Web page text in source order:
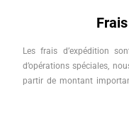
Les frais d’expédition
d’opérations spéciales,
partir de montant